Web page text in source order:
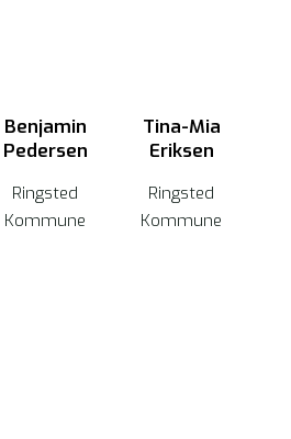
Benjamin
Pedersen
Ringsted
Kommune
Tina-Mia
Eriksen
Ringsted
Kommune